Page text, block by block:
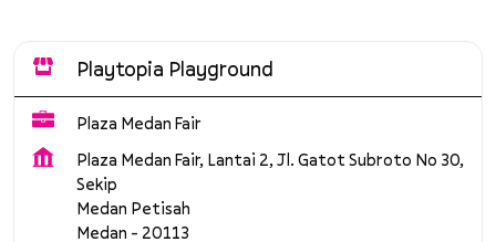
Playtopia Playground
Plaza Medan Fair
Plaza Medan Fair, Lantai 2, Jl. Gatot Subroto No 30,
Sekip
Medan Petisah
Medan - 20113